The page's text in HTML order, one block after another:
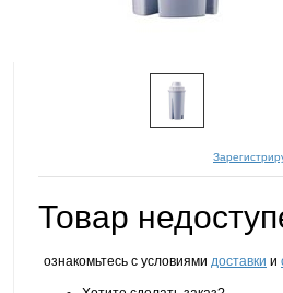
Товар
ознакомьтесь с условиями доставки и